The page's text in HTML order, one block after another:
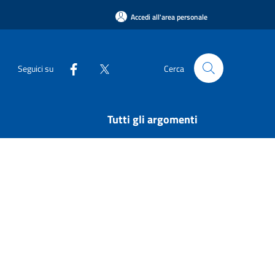
Accedi all'area personale
Seguici su Cerca
Tutti gli argomenti